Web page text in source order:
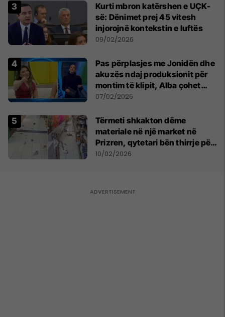
Kurti mbron katërshen e UÇK-
së: Dënimet prej 45 vitesh
injorojnë kontekstin e luftës
09/02/2026
Pas përplasjes me Jonidën dhe
akuzës ndaj produksionit për
montim të klipit, Alba çohet
dhe dëshiron të largohet nga
07/02/2026
Tërmeti shkakton dëme
materiale në një market në
Prizren, qytetari bën thirrje për
qetësi dhe solidaritet
10/02/2026